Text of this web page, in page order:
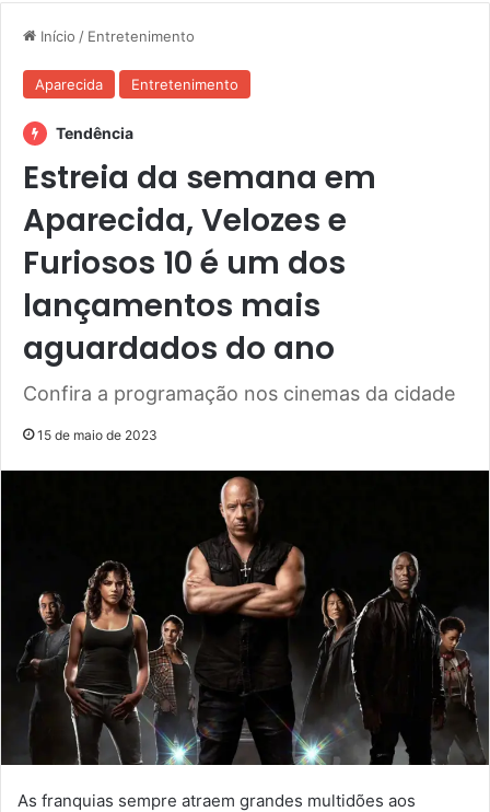
Início / Entretenimento
Aparecida Entretenimento
Tendência
Estreia da semana em
Aparecida, Velozes e
Furiosos 10 é um dos
lançamentos mais
aguardados do ano
Confira a programação nos cinemas da cidade
15 de maio de 2023
As franquias sempre atraem grandes multidões aos